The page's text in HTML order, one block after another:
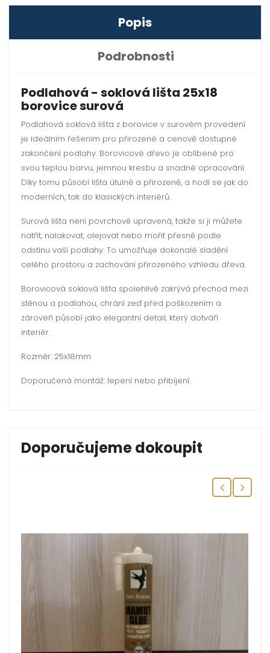
Popis
Podrobnosti
Podlahová - soklová lišta 25x18
borovice surová
Podlahová soklová lišta z borovice v surovém provedení
je ideálním řešením pro přirozené a cenově dostupné
zakončení podlahy. Borovicové dřevo je oblíbené pro
svou teplou barvu, jemnou kresbu a snadné opracování.
Díky tomu působí lišta útulně a přirozeně, a hodí se jak do
moderních, tak do klasických interiérů.
Surová lišta není povrchově upravená, takže si ji můžete
natřít, nalakovat, olejovat nebo mořit přesně podle
odstínu vaší podlahy. To umožňuje dokonalé sladění
celého prostoru a zachování přirozeného vzhledu dřeva.
Borovicová soklová lišta spolehlivě zakrývá přechod mezi
stěnou a podlahou, chrání zeď před poškozením a
zároveň působí jako elegantní detail, který dotváří
interiér.
Rozměr: 25x18mm
Doporučená montáž: lepení nebo přibíjení.
Doporučujeme dokoupit